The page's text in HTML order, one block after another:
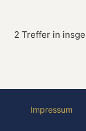
2 Treffer in
Impressum